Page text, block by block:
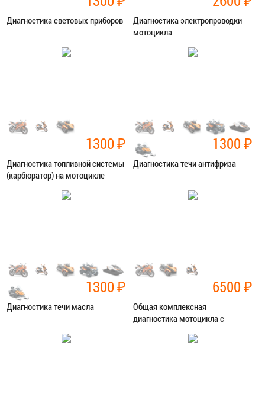
Диагностика световых приборов
Диагностика
Диагностика электропроводки
мотоцикла
Диагностика
1300₽
Диагностика топливной системы
(карбюратор) на мотоцикле
Диагностика
1300₽
Диагностика течи антифриза
Диагностика
1300₽
Диагностика течи масла
Диагностика
6500₽
Общая комплексная
диагностика мотоцикла с
Диагностика